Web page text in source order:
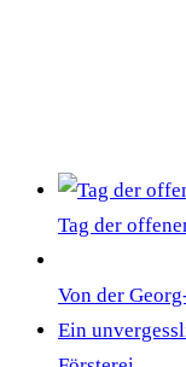
Tag der
Von der
Ein